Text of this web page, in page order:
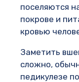
поселяются
покрове и
кровью
Заметить
сложно,
педикулезе